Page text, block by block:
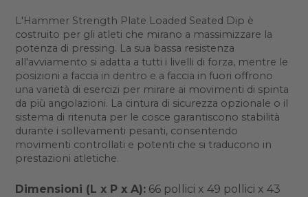
L'Hammer Strength Plate Loaded Seated Dip è
costruito per gli atleti che mirano a massimizzare la
potenza di pressing. La sua bassa resistenza
all'avviamento si adatta a tutti i livelli di forza, mentre le
posizioni a faccia in dentro e a faccia in fuori offrono
una varietà di esercizi per mirare ai movimenti di spinta
da più angolazioni. La cintura di sicurezza opzionale o il
sistema di ritenuta per le cosce garantiscono stabilità
durante i sollevamenti pesanti, consentendo
movimenti controllati e potenti che si traducono in
prestazioni atletiche.
Dimensioni (L x P x A):66 pollici x 49 pollici x 43